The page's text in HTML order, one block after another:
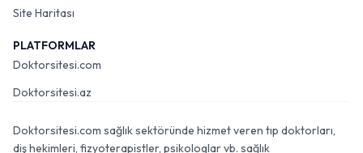
Site Haritası
PLATFORMLAR
Doktorsitesi.com
Doktorsitesi.az
Doktorsitesi.com sağlık sektöründe hizmet veren tıp doktorları,
diş hekimleri, fizyoterapistler, psikologlar vb. sağlık